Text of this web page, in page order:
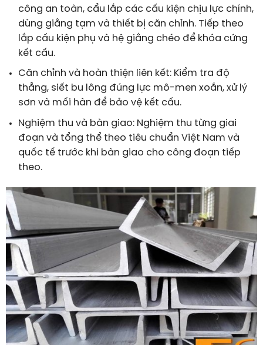
công an toàn, cẩu lắp các cấu kiện chịu lực chính,
dùng giằng tạm và thiết bị căn chỉnh. Tiếp theo
lắp cấu kiện phụ và hệ giằng chéo để khóa cứng
kết cấu.
Căn chỉnh và hoàn thiện liên kết: Kiểm tra độ
thẳng, siết bu lông đúng lực mô-men xoắn, xử lý
sơn và mối hàn để bảo vệ kết cấu.
Nghiệm thu và bàn giao: Nghiệm thu từng giai
đoạn và tổng thể theo tiêu chuẩn Việt Nam và
quốc tế trước khi bàn giao cho công đoạn tiếp
theo.